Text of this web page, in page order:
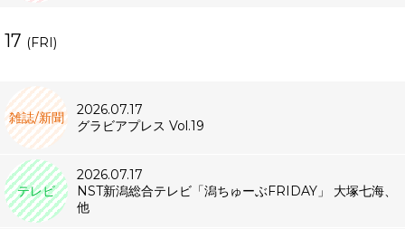
17 (FRI)
雑誌/新聞
2026.07.17
グラビアプレス Vol.19
テレビ
2026.07.17
NST新潟総合テレビ「潟ちゅーぶFRIDAY」 大塚七海、
他